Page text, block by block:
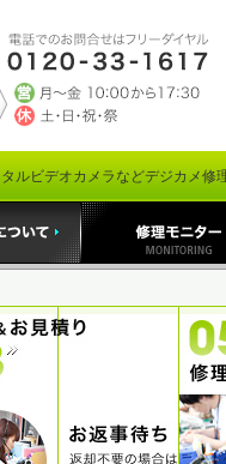
ルビデオカメラなどデジカメ修